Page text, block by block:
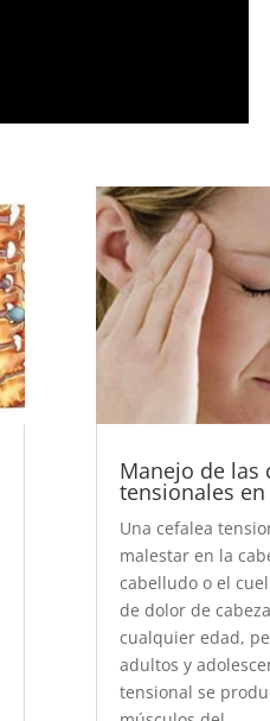
Manejo de las
tensionales
Una cefalea
malestar en la
cabelludo o el
de dolor de
cualquier edad,
adultos y
tensional se